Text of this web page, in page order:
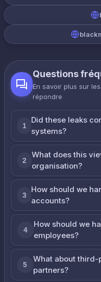
Questions
En savoir plus sur
répondre
1
Did these leaks
systems?
2
What does this
organisation?
3
How should we
accounts?
4
How should we
employees?
5
What about
partners?